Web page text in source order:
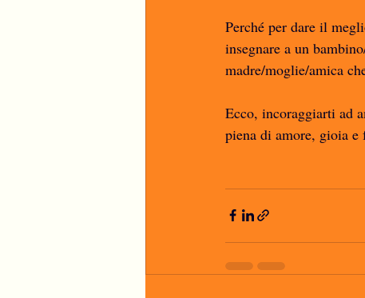
Perché per dare il
insegnare a un
madre/moglie/amica
Ecco, incoraggiarti ad
piena di amore, gioia